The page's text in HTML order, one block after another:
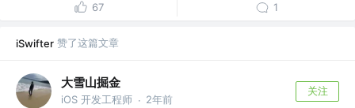
67 1
iSwifter 赞了这篇文章
大雪山掘金
iOS 开发工程师 · 2年前
关注